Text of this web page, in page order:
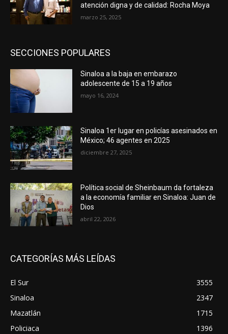
atención digna y de calidad: Rocha Moya
marzo 25, 2025
SECCIONES POPULARES
Sinaloa a la baja en embarazo
adolescente de 15 a 19 años
mayo 16, 2024
Sinaloa 1er lugar en policías asesinados en
México; 46 agentes en 2025
diciembre 27, 2025
Política social de Sheinbaum da fortaleza
a la economía familiar en Sinaloa: Juan de
Dios
abril 22, 2026
CATEGORÍAS MÁS LEÍDAS
El Sur
3555
Sinaloa
2347
Mazatlán
1715
Policiaca
1396